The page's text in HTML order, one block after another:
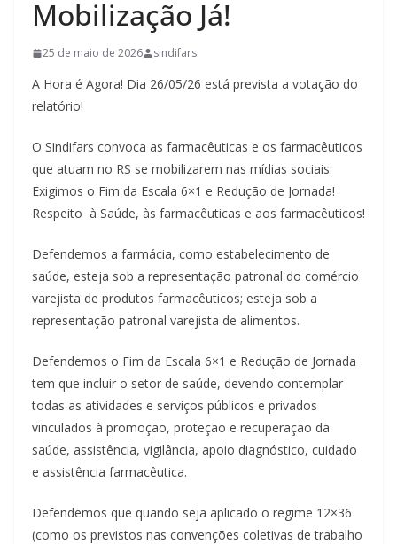
Mobilização Já!
25 de maio de 2026 sindifars
A Hora é Agora! Dia 26/05/26 está prevista a votação do
relatório!
O Sindifars convoca as farmacêuticas e os farmacêuticos
que atuam no RS se mobilizarem nas mídias sociais:
Exigimos o Fim da Escala 6×1 e Redução de Jornada!
Respeito à Saúde, às farmacêuticas e aos farmacêuticos!
Defendemos a farmácia, como estabelecimento de
saúde, esteja sob a representação patronal do comércio
varejista de produtos farmacêuticos; esteja sob a
representação patronal varejista de alimentos.
Defendemos o Fim da Escala 6×1 e Redução de Jornada
tem que incluir o setor de saúde, devendo contemplar
todas as atividades e serviços públicos e privados
vinculados à promoção, proteção e recuperação da
saúde, assistência, vigilância, apoio diagnóstico, cuidado
e assistência farmacêutica.
Defendemos que quando seja aplicado o regime 12×36
(como os previstos nas convenções coletivas de trabalho